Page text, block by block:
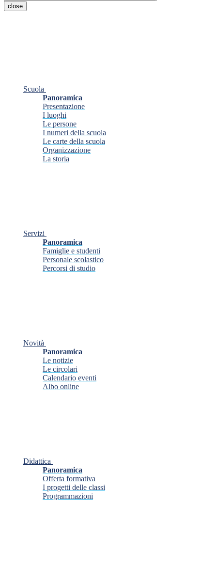
close
Scuola
Panoramica
Presentazione
I luoghi
Le persone
I numeri della scuola
Le carte della scuola
Organizzazione
La storia
Servizi
Panoramica
Famiglie e studenti
Personale scolastico
Percorsi di studio
Novità
Panoramica
Le notizie
Le circolari
Calendario eventi
Albo online
Didattica
Panoramica
Offerta formativa
I progetti delle classi
Programmazioni